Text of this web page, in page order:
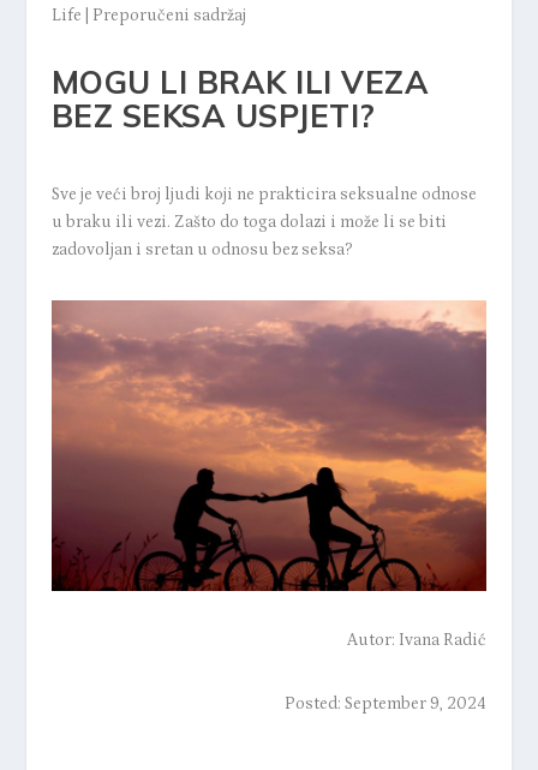
Life Preporučeni sadržaj
MOGU LI BRAK ILI VEZA
BEZ SEKSA USPJETI?
Sve je veći broj ljudi koji ne prakticira seksualne odnose
u braku ili vezi. Zašto do toga dolazi i može li se biti
zadovoljan i sretan u odnosu bez seksa?
Autor: Ivana Radić
Posted: September 9, 2024